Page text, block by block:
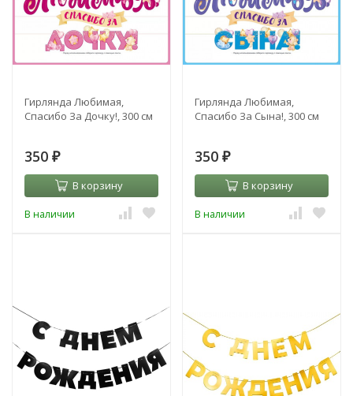
Гирлянда Любимая,
Спасибо За Дочку!, 300 см
350 ₽
В корзину
В наличии
Гирлянда Любимая,
Спасибо За Сына!, 300 см
350 ₽
В корзину
В наличии